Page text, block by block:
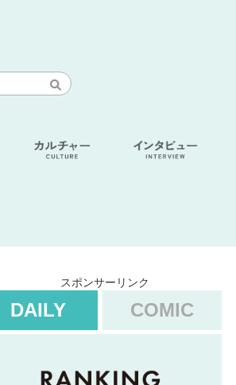
スポンサーリンク
DAILY COMIC